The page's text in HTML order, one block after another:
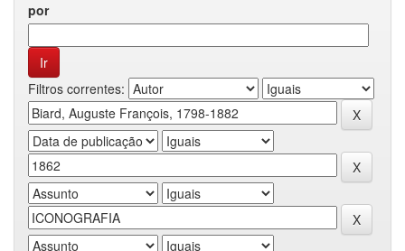
por
Filtros correntes: